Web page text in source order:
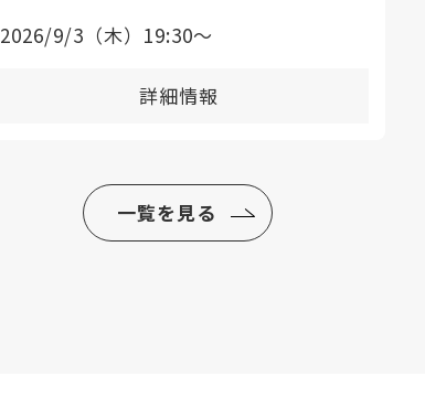
2026/9/3（木）19:30〜
詳細情報
一覧を見る